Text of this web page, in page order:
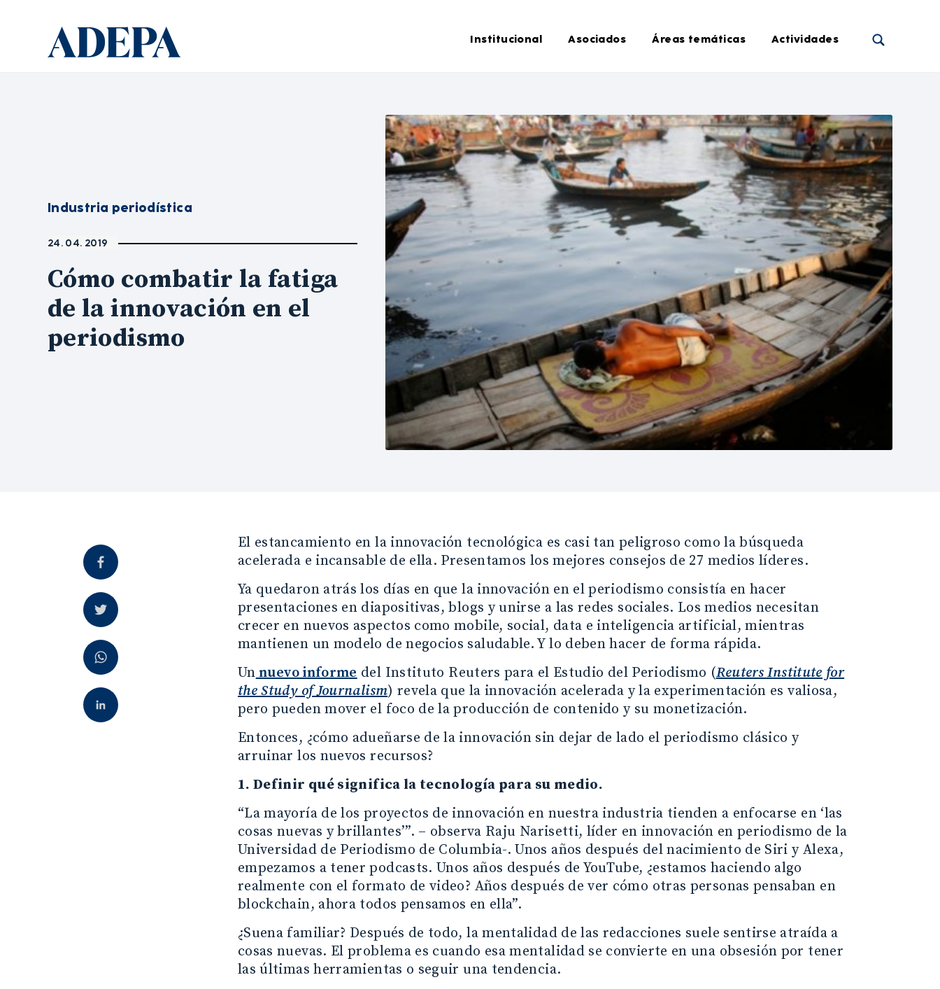
Institucional Asociados Áreas temáticas Actividades
Industria periodística
24. 04. 2019
Cómo combatir la fatiga
de la innovación en el
periodismo
El estancamiento en la innovación tecnológica es casi tan peligroso como la búsqueda
acelerada e incansable de ella. Presentamos los mejores consejos de 27 medios líderes.
Ya quedaron atrás los días en que la innovación en el periodismo consistía en hacer
presentaciones en diapositivas, blogs y unirse a las redes sociales. Los medios necesitan
crecer en nuevos aspectos como mobile, social, data e inteligencia artificial, mientras
mantienen un modelo de negocios saludable. Y lo deben hacer de forma rápida.
Unnuevo informedel Instituto Reuters para el Estudio del Periodismo (Reuters Institute for
the Study of Journalism) revela que la innovación acelerada y la experimentación es valiosa,
pero pueden mover el foco de la producción de contenido y su monetización.
Entonces, ¿cómo adueñarse de la innovación sin dejar de lado el periodismo clásico y
arruinar los nuevos recursos?
1. Definir qué significa la tecnología para su medio.
“La mayoría de los proyectos de innovación en nuestra industria tienden a enfocarse en ‘las
cosas nuevas y brillantes’”. – observa Raju Narisetti, líder en innovación en periodismo de la
Universidad de Periodismo de Columbia-. Unos años después del nacimiento de Siri y Alexa,
empezamos a tener podcasts. Unos años después de YouTube, ¿estamos haciendo algo
realmente con el formato de video? Años después de ver cómo otras personas pensaban en
blockchain, ahora todos pensamos en ella”.
¿Suena familiar? Después de todo, la mentalidad de las redacciones suele sentirse atraída a
cosas nuevas. El problema es cuando esa mentalidad se convierte en una obsesión por tener
las últimas herramientas o seguir una tendencia.